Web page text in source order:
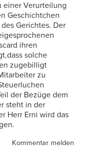
einer Verurteilung
Geschichtchen
Gerichtes. Der
ihren
solche
zugebilligt
zu
der Bezüge dem
steht in der
Herr Erni wird das
Kommentar melden